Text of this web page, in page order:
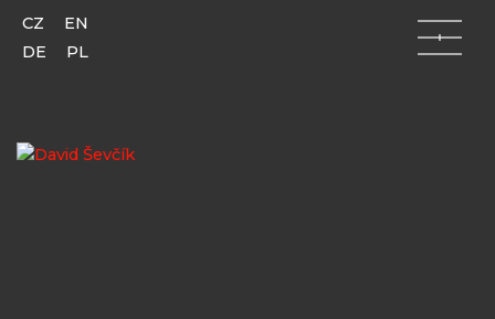
CZ
EN
DE
PL